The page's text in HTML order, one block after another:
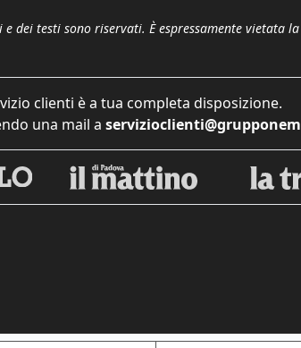
dei testi sono riservati. È espressamente vietata
clienti è a tua completa disposizione.
una mail a